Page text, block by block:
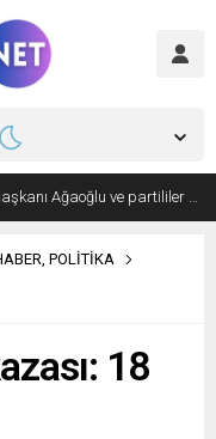
Şefi Hayye’yi kabul etti
, POLİTİKA
18